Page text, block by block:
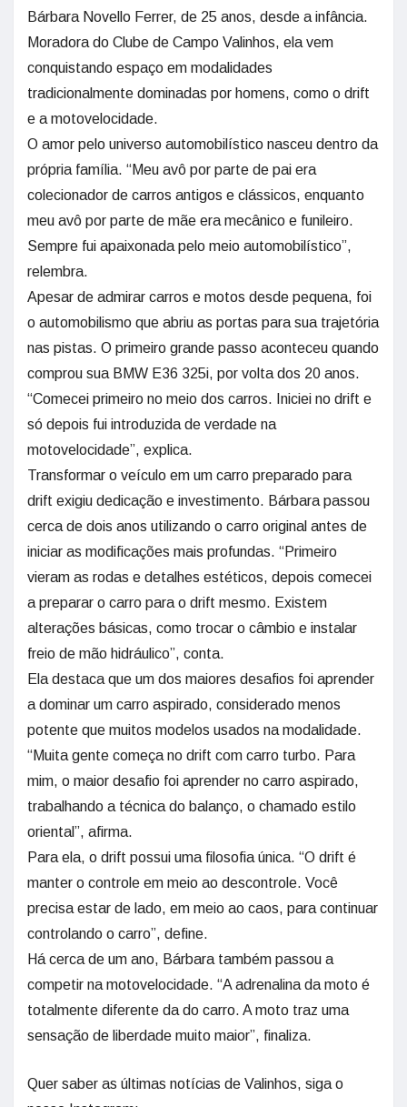
Bárbara Novello Ferrer, de 25 anos, desde a infância.
Moradora do Clube de Campo Valinhos, ela vem
conquistando espaço em modalidades
tradicionalmente dominadas por homens, como o drift
e a motovelocidade.
O amor pelo universo automobilístico nasceu dentro da
própria família. “Meu avô por parte de pai era
colecionador de carros antigos e clássicos, enquanto
meu avô por parte de mãe era mecânico e funileiro.
Sempre fui apaixonada pelo meio automobilístico”,
relembra.
Apesar de admirar carros e motos desde pequena, foi
o automobilismo que abriu as portas para sua trajetória
nas pistas. O primeiro grande passo aconteceu quando
comprou sua BMW E36 325i, por volta dos 20 anos.
“Comecei primeiro no meio dos carros. Iniciei no drift e
só depois fui introduzida de verdade na
motovelocidade”, explica.
Transformar o veículo em um carro preparado para
drift exigiu dedicação e investimento. Bárbara passou
cerca de dois anos utilizando o carro original antes de
iniciar as modificações mais profundas. “Primeiro
vieram as rodas e detalhes estéticos, depois comecei
a preparar o carro para o drift mesmo. Existem
alterações básicas, como trocar o câmbio e instalar
freio de mão hidráulico”, conta.
Ela destaca que um dos maiores desafios foi aprender
a dominar um carro aspirado, considerado menos
potente que muitos modelos usados na modalidade.
“Muita gente começa no drift com carro turbo. Para
mim, o maior desafio foi aprender no carro aspirado,
trabalhando a técnica do balanço, o chamado estilo
oriental”, afirma.
Para ela, o drift possui uma filosofia única. “O drift é
manter o controle em meio ao descontrole. Você
precisa estar de lado, em meio ao caos, para continuar
controlando o carro”, define.
Há cerca de um ano, Bárbara também passou a
competir na motovelocidade. “A adrenalina da moto é
totalmente diferente da do carro. A moto traz uma
sensação de liberdade muito maior”, finaliza.
Quer saber as últimas notícias de Valinhos, siga o